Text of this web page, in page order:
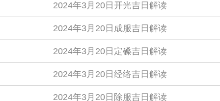
2024年3月20日开光吉日解读
2024年3月20日成服吉日解读
2024年3月20日定磉吉日解读
2024年3月20日经络吉日解读
2024年3月20日除服吉日解读